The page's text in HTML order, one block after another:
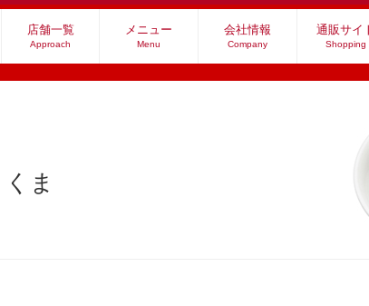
店舗一覧
Approach
メニュー
Menu
会社情報
Company
通販サイ
Shopping
ま